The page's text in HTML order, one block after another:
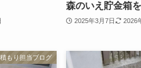
森のいえ貯金箱
2025年3月7日 2026
積もり担当ブログ